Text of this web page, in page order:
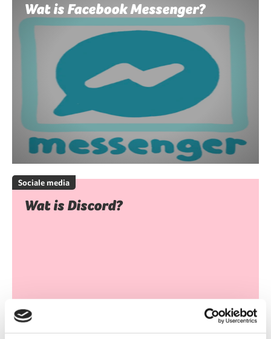
Wat is Facebook Messenger?
Sociale media
Wat is Discord?